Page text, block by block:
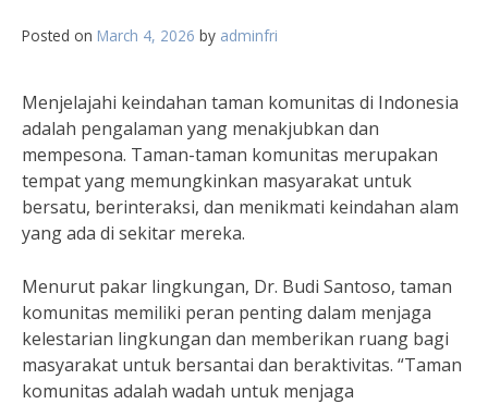
Posted on March 4, 2026 by adminfri
Menjelajahi keindahan taman komunitas di Indonesia
adalah pengalaman yang menakjubkan dan
mempesona. Taman-taman komunitas merupakan
tempat yang memungkinkan masyarakat untuk
bersatu, berinteraksi, dan menikmati keindahan alam
yang ada di sekitar mereka.
Menurut pakar lingkungan, Dr. Budi Santoso, taman
komunitas memiliki peran penting dalam menjaga
kelestarian lingkungan dan memberikan ruang bagi
masyarakat untuk bersantai dan beraktivitas. “Taman
komunitas adalah wadah untuk menjaga